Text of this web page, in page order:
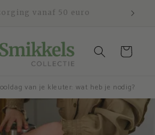
30 dagen bedenktijd
Winkelwagen
van je kleuter: wat heb je nodig?